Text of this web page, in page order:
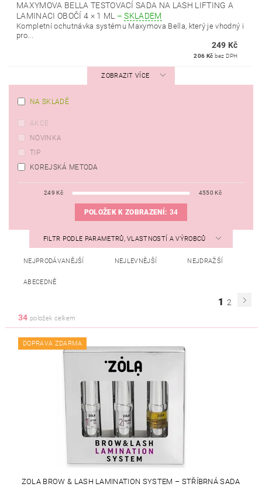
MAXYMOVA BELLA TESTOVACÍ SADA NA LASH LIFTING A
LAMINACI OBOČÍ 4 × 1 ML –SKLADEM
Kompletní ochutnávka systému Maxymova Bella, který je vhodný i
pro...
249 Kč
206 Kč bez DPH
ZOBRAZIT VÍCE
NA SKLADĚ
AKCE
NOVINKA
TIP
KOREJSKÁ METODA
249 Kč 4550 Kč
POLOŽEK K ZOBRAZENÍ: 34
FILTR PODLE PARAMETRŮ, VLASTNOSTÍ A VÝROBCŮ
NEJPRODÁVANĚJŠÍ NEJLEVNĚJŠÍ NEJDRAŽŠÍ
ABECEDNĚ
1 2
34 položek celkem
DOPRAVA ZDARMA
ZOLA BROW & LASH LAMINATION SYSTEM – STŘÍBRNÁ SADA